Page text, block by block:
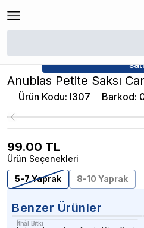
/
Anubias Petite Saksı
Ürün Kodu: l307 Barkod:
99.00 TL
Ürün Seçenekleri
5-7 Yaprak
8-10 Yaprak
Benzer Ürünler
İthâl Bitki